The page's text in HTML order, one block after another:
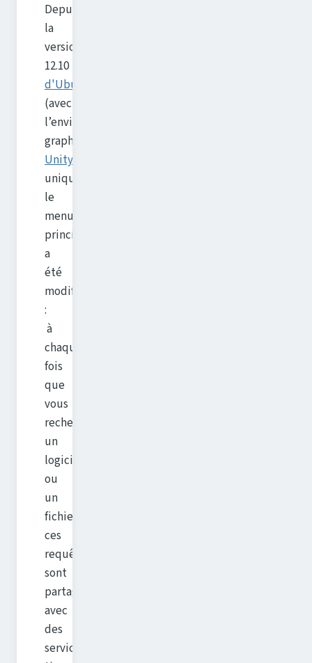
Depuis
la
version
12.10
d'Ubuntu
(avec
l’environnement
graphique
Unity
uniquement)
le
menu
principal
a
été
modifié
:
à
chaque
fois
que
vous
recherchez
un
logiciel
ou
un
fichier,
ces
requêtes
sont
partagées
avec
des
services